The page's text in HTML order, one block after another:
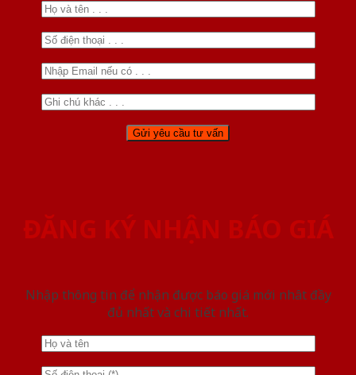
ĐĂNG KÝ NHẬN BÁO GIÁ
Nhập thông tin để nhận được báo giá mới nhât đầy
đủ nhất và chi tiết nhất.